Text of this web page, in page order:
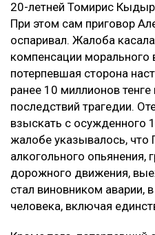
20-летней Томирис
При этом сам приговор
оспаривал. Жалоба
компенсации морального
потерпевшая сторона
ранее 10 миллионов
последствий трагедии.
взыскать с осужденного
жалобе указывалось, что
алкогольного опьянения,
дорожного движения,
стал виновником аварии,
человека, включая